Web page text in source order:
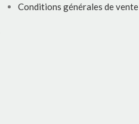
Conditions générales de vente